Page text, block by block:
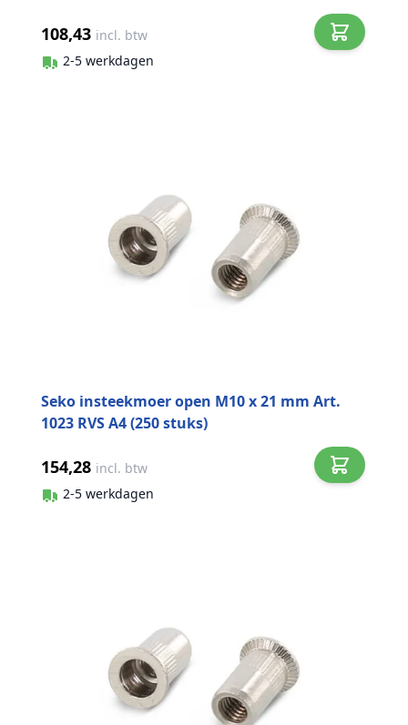
108,43 incl. btw
2-5 werkdagen
Seko insteekmoer open M10 x 21 mm Art.
1023 RVS A4 (250 stuks)
154,28 incl. btw
2-5 werkdagen